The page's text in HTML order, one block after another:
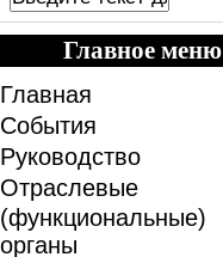
Главное меню
Главная
События
Руководство
Отраслевые
(функциональные)
органы